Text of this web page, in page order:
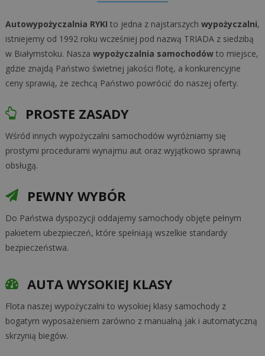
Autowypożyczalnia RYKI to jedna z najstarszych wypożyczalni,
istniejemy od 1992 roku wcześniej pod nazwą TRIADA z siedzibą
w Białymstoku. Nasza wypożyczalnia samochodówto miejsce,
gdzie znajdą Państwo świetnej jakości flotę, a konkurencyjne
ceny sprawią, że zechcą Państwo powrócić do naszej oferty.
PROSTE ZASADY
Wśród innych wypożyczalni samochodów wyróżniamy się
prostymi procedurami wynajmu aut oraz wyjątkowo sprawną
obsługą.
PEWNY WYBÓR
Do Państwa dyspozycji oddajemy samochody objęte pełnym
pakietem ubezpieczeń, które spełniają wszelkie standardy
bezpieczeństwa.
AUTA WYSOKIEJ KLASY
Flota naszej wypożyczalni to wysokiej klasy samochody z
bogatym wyposażeniem zarówno z manualną jak i automatyczną
skrzynią biegów.